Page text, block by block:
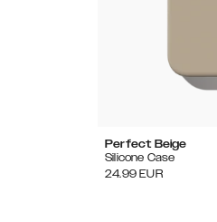
Perfect Beige
Silicone Case
24.99 EUR